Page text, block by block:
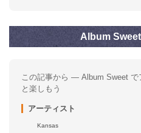
Album
この記事から — Album Sweet で
と楽しもう
アーティスト
Kansas